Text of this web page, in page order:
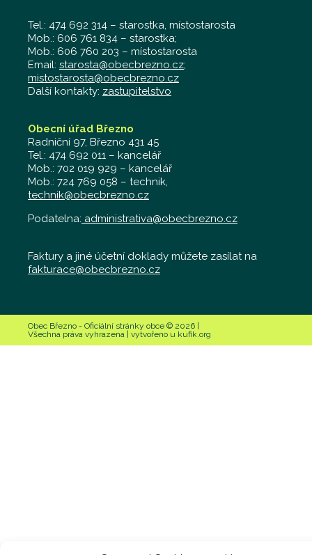
Tel.: 474 692 314 – starostka, místostarosta
Mob.: 606 761 834 – starostka;
Mob.: 606 760 203 – místostarosta
Email: starosta@obecbrezno.cz;
mistostarosta@obecbrezno.cz
Další kontakty: zastupitelstvo
Obecní úřad Březno
Radniční 97, Březno 431 45
Tel.: 474 692 011 – kancelář
Mob.: 702 019 929 – kancelář
Mob.: 724 769 058 – technik,
technik@obecbrezno.cz
Podatelna: administrativa@obecbrezno.cz
Faktury a jiné účetní doklady můžete zasílat na
fakturace@obecbrezno.cz
Obec Březno - Oficiální stránky obce © 2026 |
Všechna práva vyhrazena | vytvořeno u kufik.org